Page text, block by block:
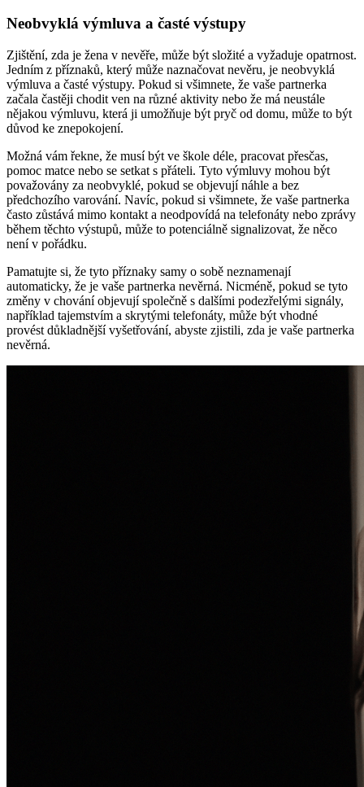
Neobvyklá výmluva a časté výstupy
Zjištění, zda je žena v nevěře, může být složité a vyžaduje opatrnost.
Jedním z příznaků, který může naznačovat nevěru, je neobvyklá
výmluva a časté výstupy. Pokud si všimnete, že vaše partnerka
začala častěji chodit ven na různé aktivity nebo že má neustále
nějakou výmluvu, která ji umožňuje být pryč od domu, může to být
důvod ke znepokojení.
Možná vám řekne, že musí být ve škole déle, pracovat přesčas,
pomoc matce nebo se setkat s přáteli. Tyto výmluvy mohou být
považovány za neobvyklé, pokud se objevují náhle a bez
předchozího varování. Navíc, pokud si všimnete, že vaše partnerka
často zůstává mimo kontakt a neodpovídá na telefonáty nebo zprávy
během těchto výstupů, může to potenciálně signalizovat, že něco
není v pořádku.
Pamatujte si, že tyto příznaky samy o sobě neznamenají
automaticky, že je vaše partnerka nevěrná. Nicméně, pokud se tyto
změny v chování objevují společně s dalšími podezřelými signály,
například tajemstvím a skrytými telefonáty, může být vhodné
provést důkladnější vyšetřování, abyste zjistili, zda je vaše partnerka
nevěrná.